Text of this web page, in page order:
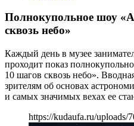
Полнокупольное шоу
сквозь небо»
Каждый день в музее
проходит показ
10 шагов сквозь небо».
зрителям об основах
и самых значимых вехах ее
https://kudaufa.ru/uploads/